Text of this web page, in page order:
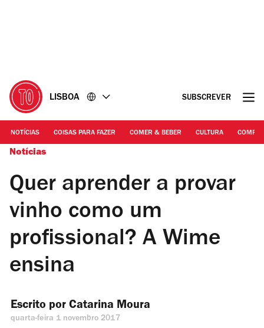
LISBOA SUBSCREVER
NOTÍCIAS COISAS PARA FAZER COMER & BEBER CULTURA
Notícias
Quer aprender a provar
vinho como um
profissional? A Wime
ensina
Escrito por Catarina Moura
quarta-feira 1 novembro 2017